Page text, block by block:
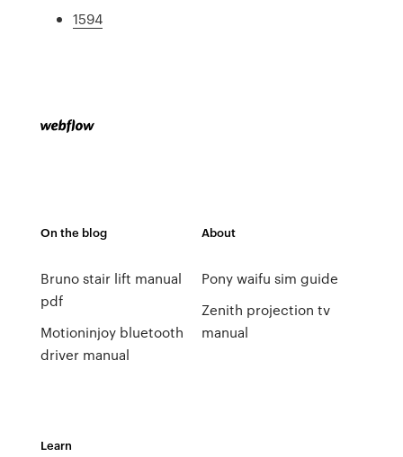
1594
On the blog
Bruno stair lift manual
pdf
Motioninjoy bluetooth
driver manual
About
Pony waifu sim guide
Zenith projection tv
manual
Learn